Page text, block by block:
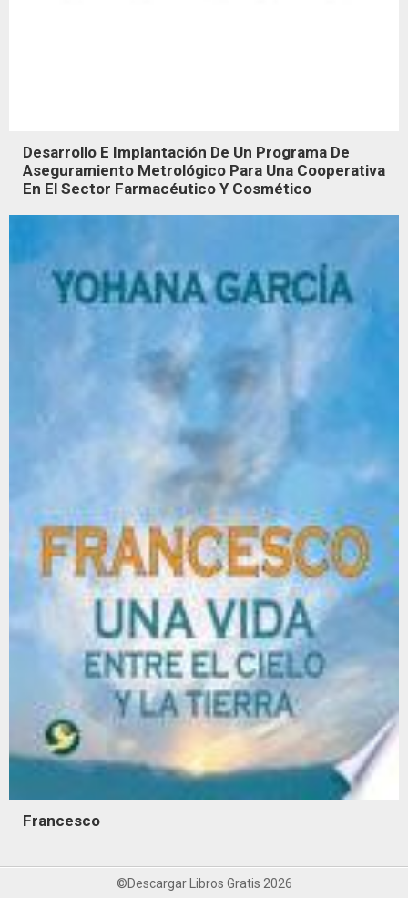
Desarrollo E Implantación De Un Programa De
Aseguramiento Metrológico Para Una Cooperativa
En El Sector Farmacéutico Y Cosmético
Francesco
©Descargar Libros Gratis 2026